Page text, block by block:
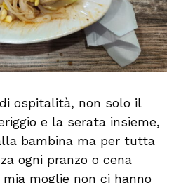
ospitalità, non solo il
e la serata insieme,
bambina ma per tutta
ogni pranzo o cena
moglie non ci hanno